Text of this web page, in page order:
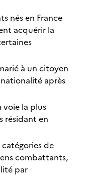
nés en France
acquérir la
à un citoyen
après
voie la plus
résidant en
de
combattants,
par